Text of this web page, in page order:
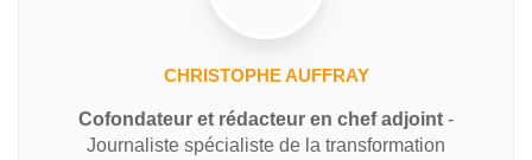
CHRISTOPHE AUFFRAY
Cofondateur et rédacteur en chef adjoint -
Journaliste spécialiste de la transformation